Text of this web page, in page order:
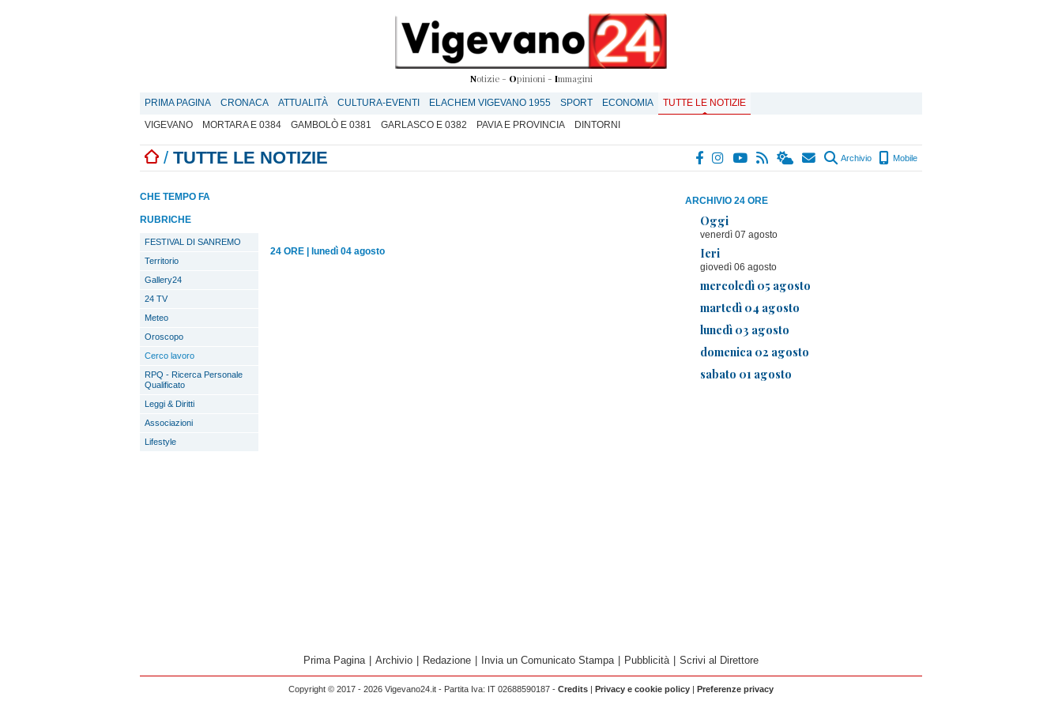
Notizie - Opinioni - Immagini
PRIMA PAGINA CRONACA ATTUALITÀ CULTURA-EVENTI ELACHEM VIGEVANO 1955 SPORT ECONOMIA
TUTTE LE NOTIZIE
VIGEVANO
MORTARA E 0384 GAMBOLÒ E 0381 GARLASCO E 0382 PAVIA E PROVINCIA DINTORNI
/ TUTTE LE NOTIZIE Archivio Mobile
ARCHIVIO 24 ORE
Oggi
venerdì 07 agosto
Ieri
giovedì 06 agosto
mercoledì 05 agosto
martedì 04 agosto
lunedì 03 agosto
domenica 02 agosto
sabato 01 agosto
CHE TEMPO FA
RUBRICHE
FESTIVAL DI SANREMO
Territorio
Gallery24
24 TV
Meteo
Oroscopo
Cerco lavoro
RPQ - Ricerca Personale
Qualificato
Leggi & Diritti
Associazioni
Lifestyle
24 ORE lunedì 04 agosto
Prima Pagina Archivio Redazione Invia un Comunicato Stampa Pubblicità Scrivi al Direttore
Copyright © 2017 - 2026 Vigevano24.it - Partita Iva: IT 02688590187 - Credits | Privacy e cookie policy | Preferenze privacy